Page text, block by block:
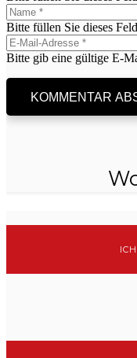
Bitte füllen Sie dieses
Bitte gib eine gültige E-
KOMMENTAR